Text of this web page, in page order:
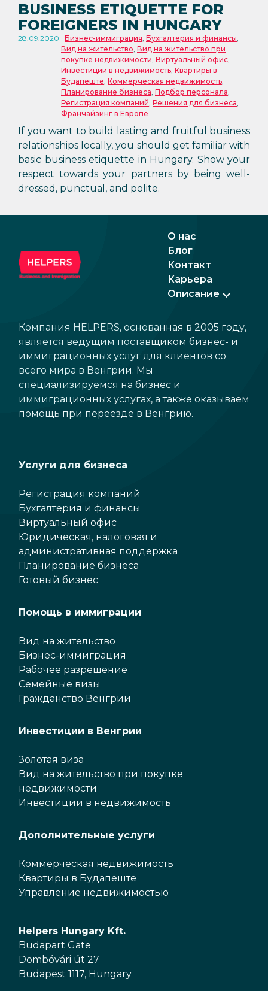
BUSINESS ETIQUETTE FOR
FOREIGNERS IN HUNGARY
28.09.2020 Бизнес-иммиграция, Бухгалтерия и финансы,
Вид на жительство, Вид на жительство при
покупке недвижимости, Виртуальный офис,
Инвестиции в недвижимость, Квартиры в
Будапеште, Коммерческая недвижимость,
Планирование бизнеса, Подбор персонала,
Регистрация компаний, Решения для бизнеса,
Франчайзинг в Европе
If you want to build lasting and fruitful business
relationships locally, you should get familiar with
basic business etiquette in Hungary. Show your
respect towards your partners by being well-
dressed, punctual, and polite.
О нас
Блог
Контакт
Карьера
Описание
Компания HELPERS, основанная в 2005 году,
является ведущим поставщиком бизнес- и
иммиграционных услуг для клиентов со
всего мира в Венгрии. Мы
специализируемся на бизнес и
иммиграционных услугах, а также оказываем
помощь при переезде в Венгрию.
Услуги для бизнеса
Регистрация компаний
Бухгалтерия и финансы
Виртуальный офис
Юридическая, налоговая и
административная поддержка
Планирование бизнеса
Готовый бизнес
Помощь в иммиграции
Вид на жительство
Бизнес-иммиграция
Рабочее разрешение
Семейные визы
Гражданство Венгрии
Инвестиции в Венгрии
Золотая виза
Вид на жительство при покупке
недвижимости
Инвестиции в недвижимость
Дополнительные услуги
Коммерческая недвижимость
Квартиры в Будапеште
Управление недвижимостью
Helpers Hungary Kft.
Budapart Gate
Dombóvári út 27
Budapest 1117, Hungary